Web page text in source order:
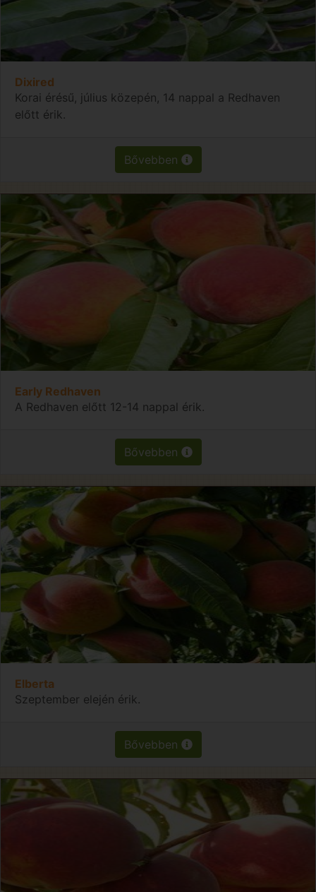
Dixired
Korai érésű, július közepén, 14 nappal a Redhaven
előtt érik.
Bővebben
Early Redhaven
A Redhaven előtt 12-14 nappal érik.
Bővebben
Elberta
Szeptember elején érik.
Bővebben